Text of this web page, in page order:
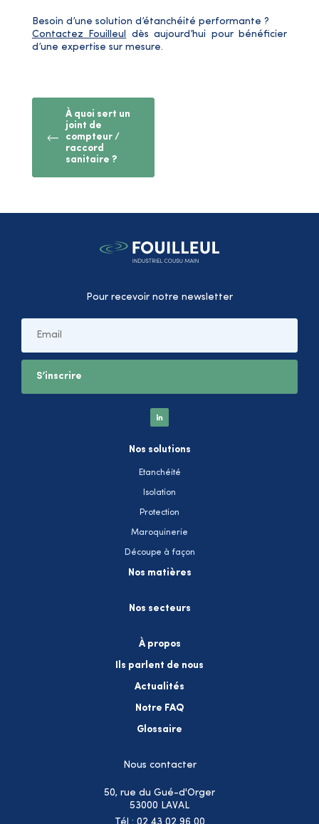
Besoin d’une solution d’étanchéité performante ?
Contactez Fouilleul
dès aujourd’hui pour bénéficier
d’une expertise sur mesure.
À quoi sert un
joint de
compteur /
raccord
sanitaire ?
Pour recevoir notre newsletter
Nos solutions
Etanchéité
Isolation
Protection
Maroquinerie
Découpe à façon
Nos matières
Nos secteurs
À propos
Ils parlent de nous
Actualités
Notre FAQ
Glossaire
Nous contacter
50, rue du Gué-d'Orger
53000 LAVAL